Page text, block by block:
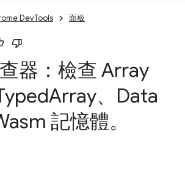
DevTools 面板
器：檢查 Array
Array、Data
記憶體。